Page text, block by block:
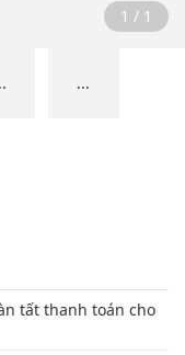
1 / 1
...
tất thanh toán cho